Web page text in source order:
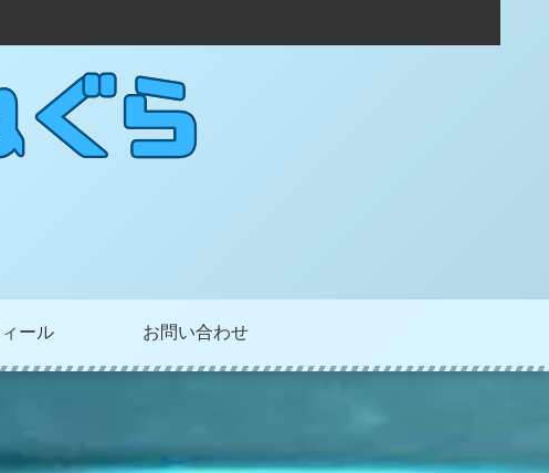
ール お問い合わせ